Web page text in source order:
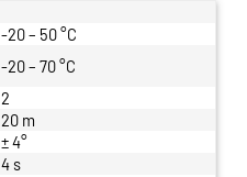
-20 – 50 °C
-20 – 70 °C
2
20 m
± 4°
4 s